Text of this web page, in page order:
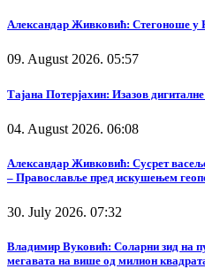
Александар Живковић: Стегоноше у
09. August 2026. 05:57
Тајана Потерјахин: Изазов
04. August 2026. 06:08
Александар Живковић: Сусрет
– Православље пред искушењем
30. July 2026. 07:32
Владимир Вуковић: Соларни зид на
мегавата на више од милион